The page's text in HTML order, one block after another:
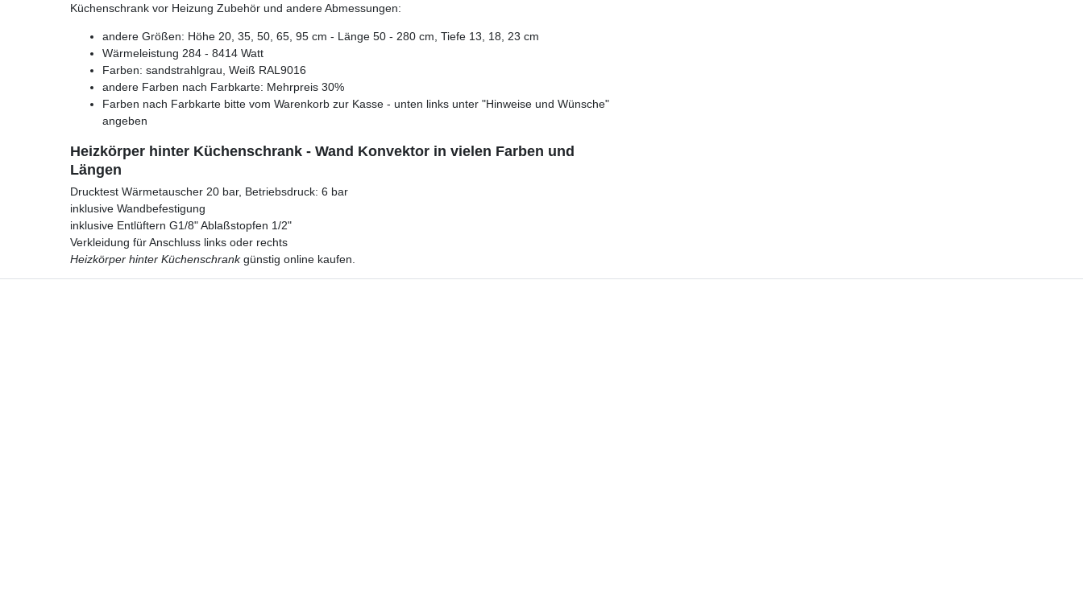
Küchenschrank vor Heizung Zubehör und andere Abmessungen:
andere Größen: Höhe 20, 35, 50, 65, 95 cm - Länge 50 - 280 cm, Tiefe 13, 18, 23 cm
Wärmeleistung 284 - 8414 Watt
Farben: sandstrahlgrau, Weiß RAL9016
andere Farben nach Farbkarte: Mehrpreis 30%
Farben nach Farbkarte bitte vom Warenkorb zur Kasse - unten links unter "Hinweise und Wünsche"
angeben
Heizkörper hinter Küchenschrank - Wand Konvektor in vielen Farben und
Längen
Drucktest Wärmetauscher 20 bar, Betriebsdruck: 6 bar
inklusive Wandbefestigung
inklusive Entlüftern G1/8" Ablaßstopfen 1/2"
Verkleidung für Anschluss links oder rechts
Heizkörper hinter Küchenschrankgünstig online kaufen.